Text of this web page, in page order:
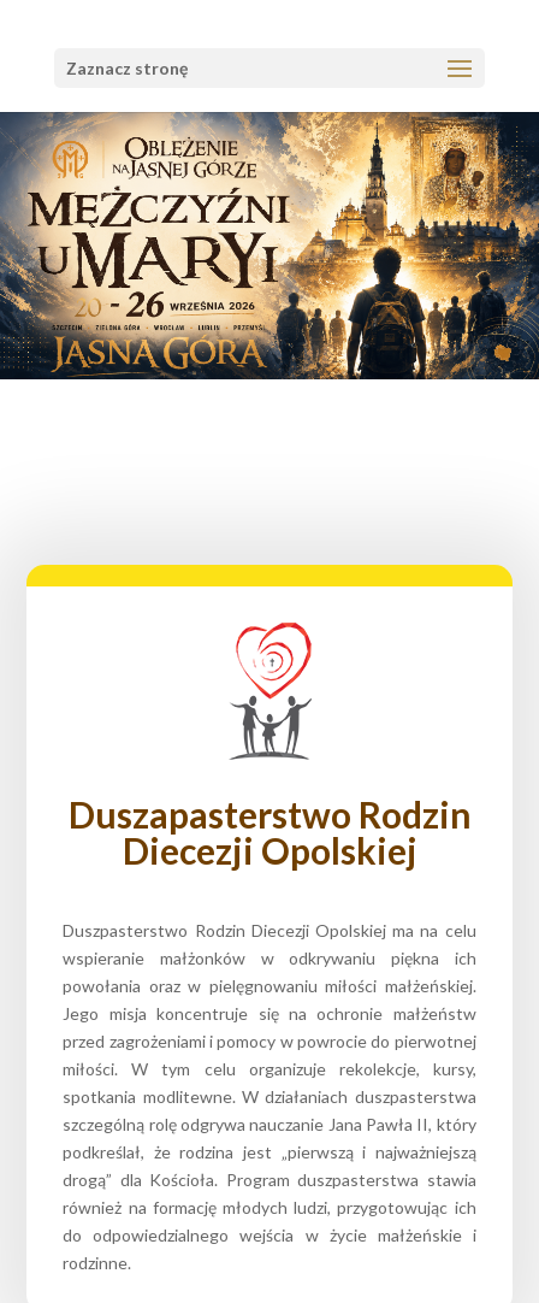
Zaznacz stronę
Duszapasterstwo Rodzin
Diecezji Opolskiej
Duszpasterstwo Rodzin Diecezji Opolskiej ma na celu
wspieranie małżonków w odkrywaniu piękna ich
powołania oraz w pielęgnowaniu miłości małżeńskiej.
Jego misja koncentruje się na ochronie małżeństw
przed zagrożeniami i pomocy w powrocie do pierwotnej
miłości. W tym celu organizuje rekolekcje, kursy,
spotkania modlitewne. W działaniach duszpasterstwa
szczególną rolę odgrywa nauczanie Jana Pawła II, który
podkreślał, że rodzina jest „pierwszą i najważniejszą
drogą” dla Kościoła. Program duszpasterstwa stawia
również na formację młodych ludzi, przygotowując ich
do odpowiedzialnego wejścia w życie małżeńskie i
rodzinne.